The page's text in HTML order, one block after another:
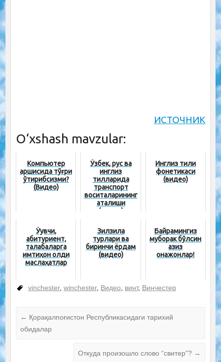
ИСТОЧНИК
O‘xshash mavzular:
Компьютер
қаршисида тўғри
ўтирибсизми?
(Видео)
Ўзбек, рус ва
инглиз
тилларида
транспорт
воситаларининг
аталиши
(видео)
Инглиз тили
фонетикаси
(видео)
Ўқувчи,
абитуриент,
талабаларга
имтиҳон олди
маслаҳатлар
Зилзила
турлари ва
биринчи ёрдам
(видео)
Байрамингиз
муборак бўлсин
азиз
онажонлар!
vinchester, winchester, Видео винт, Винчестер
← Қорақалпоғистон Республикасидаги тарихий
обидалар
Откуда произошло слово “свитер”? →